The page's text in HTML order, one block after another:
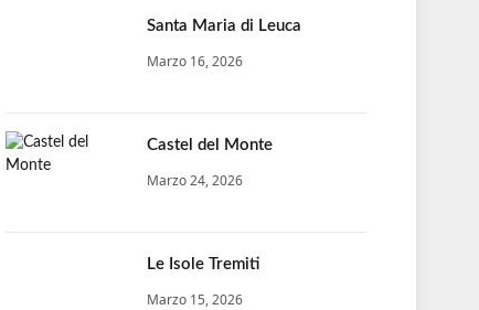
Santa Maria di Leuca
Marzo 16, 2026
Castel del Monte
Marzo 24, 2026
Le Isole Tremiti
Marzo 15, 2026